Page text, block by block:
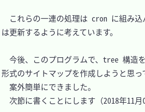
これらの一連の処理は cron に組み込
は更新するように考えています。
今後、このプログラムで、tree 構造
形式のサイトマップを作成しようと思っ
案外簡単にできました。
次節に書くことにします（2018年11月